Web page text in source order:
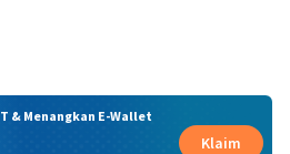
& Menangkan E-Wallet
Klaim